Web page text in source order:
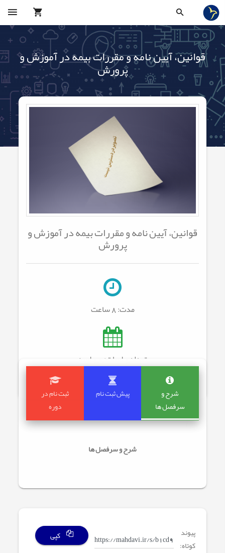
قوانین، آیین نامه و مقررات بیمه در آموزش و
پرورش
قوانین، آیین نامه و مقررات بیمه در آموزش و
پرورش
مدت:8 ساعت
تعداد جلسات: 0 جلسه
شرح و
سرفصل ها
پیش ثبت نام
ثبت نام در
دوره
شرح و سرفصل ها
پیوند
کوتاه:
کپی